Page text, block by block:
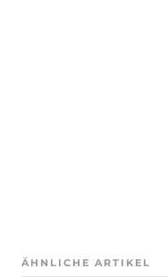
ÄHNLICHE ARTIKEL